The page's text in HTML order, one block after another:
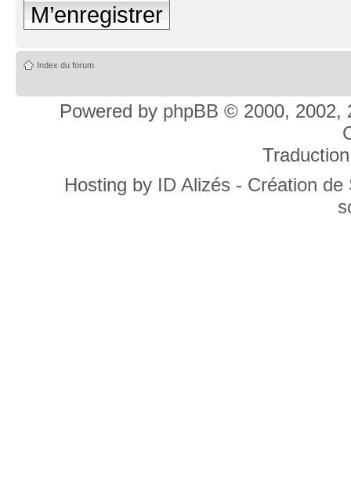
M’enregistrer
Index du forum
Powered by phpBB © 2000, 2002,
Hosting by ID Alizés - Création